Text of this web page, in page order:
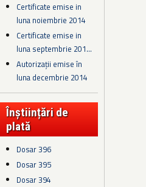
Certificate emise in
luna noiembrie 2014
Certificate emise in
luna septembrie 201...
Autorizații emise în
luna decembrie 2014
Înștiințări de
plată
Dosar 396
Dosar 395
Dosar 394